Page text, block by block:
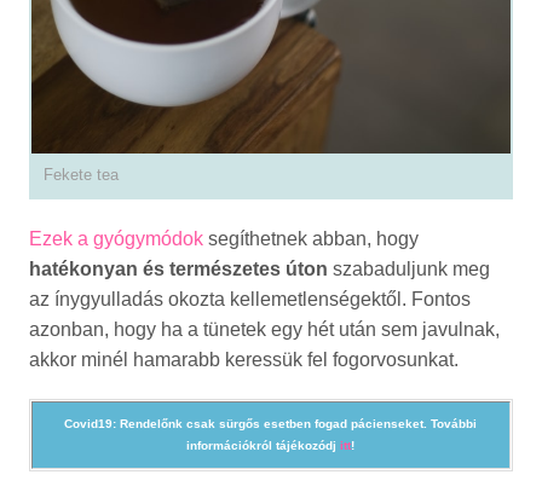
Fekete tea
Ezek a gyógymódoksegíthetnek abban, hogy
hatékonyan és természetes úton szabaduljunk meg
az ínygyulladás okozta kellemetlenségektől. Fontos
azonban, hogy ha a tünetek egy hét után sem javulnak,
akkor minél hamarabb keressük fel fogorvosunkat.
Covid19: Rendelőnk csak sürgős esetben fogad pácienseket. További
információkról tájékozódjitt!